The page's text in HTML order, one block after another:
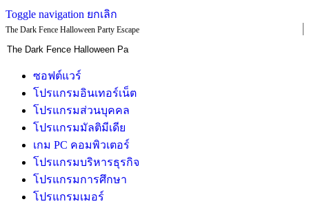
Toggle navigation ยกเลิก
The Dark Fence Halloween Party Escape
ซอฟต์แวร์
โปรแกรมอินเทอร์เน็ต
โปรแกรมส่วนบุคคล
โปรแกรมมัลติมีเดีย
เกม PC คอมพิวเตอร์
โปรแกรมบริหารธุรกิจ
โปรแกรมการศึกษา
โปรแกรมเมอร์